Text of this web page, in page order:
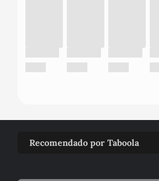
Recomendado por Taboola